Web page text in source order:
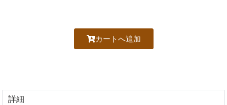
カートへ追加
詳細